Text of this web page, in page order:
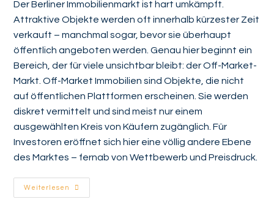
Der Berliner Immobilienmarkt ist hart umkämpft.
Attraktive Objekte werden oft innerhalb kürzester Zeit
verkauft – manchmal sogar, bevor sie überhaupt
öffentlich angeboten werden. Genau hier beginnt ein
Bereich, der für viele unsichtbar bleibt: der Off-Market-
Markt. Off-Market Immobilien sind Objekte, die nicht
auf öffentlichen Plattformen erscheinen. Sie werden
diskret vermittelt und sind meist nur einem
ausgewählten Kreis von Käufern zugänglich. Für
Investoren eröffnet sich hier eine völlig andere Ebene
des Marktes – fernab von Wettbewerb und Preisdruck.
Weiterlesen